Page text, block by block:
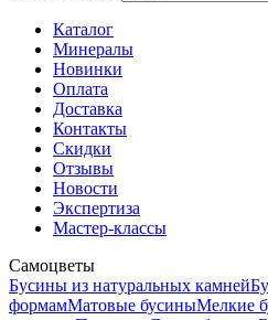
Каталог
Минералы
Новинки
Оплата
Доставка
Контакты
Скидки
Отзывы
Новости
Экспертиза
Мастер-классы
Самоцветы
Бусины из натуральных камней
формамМатовые бусиныМелкие